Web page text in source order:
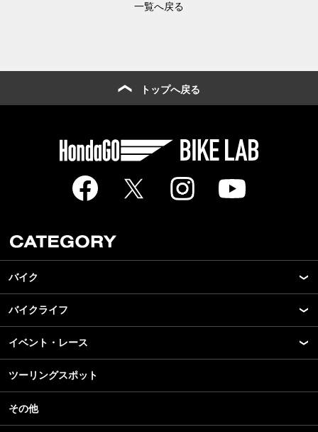
一覧へ戻る
トップへ戻る
バイク
New Model Show
モデル情報
カスタマイズパーツ
テクノロジー
名車・旧車
ビジネス
バイクライフ
アプリ
ライディングギア
ツーリング
アウトドア
イベント・レース
モータースポーツ
イベント
スクール・レッスン
ツーリングスポット
その他